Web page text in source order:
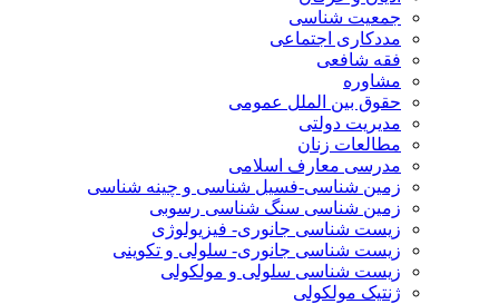
جمعیت شناسی
مددکاری اجتماعی
فقه شافعی
مشاوره
حقوق بین الملل عمومی
مدیریت دولتی
مطالعات زنان
مدرسی معارف اسلامی
زمین شناسی-فسیل شناسی و چینه شناسی
زمین شناسی سنگ شناسی رسوبی
زیست شناسی جانوری- فیزیولوژی
زیست شناسی جانوری- سلولی و تکوینی
زیست شناسی سلولی و مولکولی
ژنتیک مولکولی